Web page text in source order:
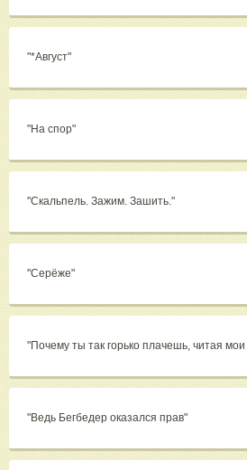
"*Август"
"На спор"
"Скальпель. Зажим. Зашить."
"Серёже"
"Почему ты так горько плачешь, читая мои
"Ведь Бегбедер оказался прав"